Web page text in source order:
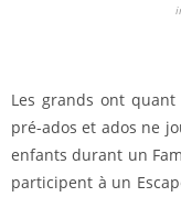
Les grands ont
pré-ados et ados ne
enfants durant un
participent à un